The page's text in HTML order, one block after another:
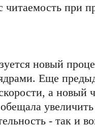
читаемость при
новый
Еще
а новый
- так и